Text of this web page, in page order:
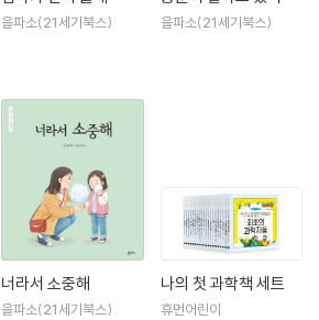
을파소(21세기북스) 을파소(21세기북스)
너라서 소중해
을파소(21세기북스)
나의 첫 과학책 세트
휴먼어린이